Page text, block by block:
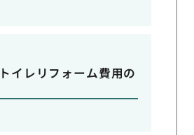
イレリフォーム費用の